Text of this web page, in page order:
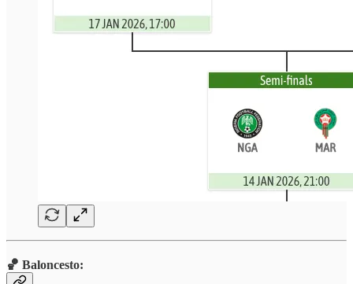
🏀 Baloncesto: